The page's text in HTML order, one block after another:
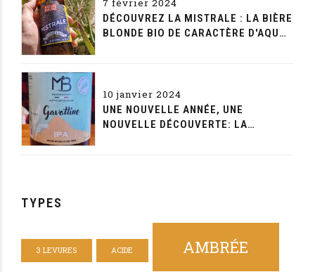
7 février 2024
DÉCOUVREZ LA MISTRALE : LA BIÈRE
BLONDE BIO DE CARACTÈRE D'AQUAE
10 janvier 2024
UNE NOUVELLE ANNÉE, UNE
NOUVELLE DÉCOUVERTE: LA
TYPES
3 LEVURES ACIDE AMBRÉE